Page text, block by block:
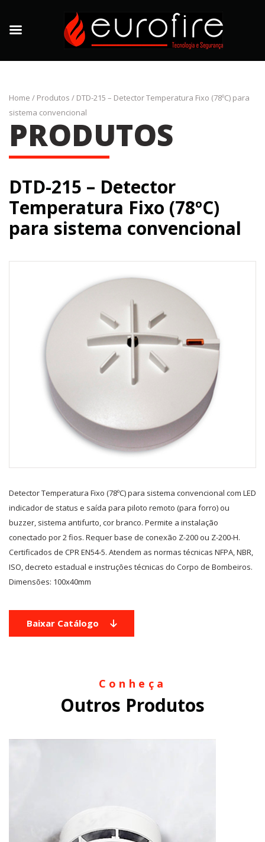
Home / Produtos / DTD-215 – Detector Temperatura Fixo (78ºC) para
sistema convencional
PRODUTOS
DTD-215 – Detector
Temperatura Fixo (78ºC)
para sistema convencional
Detector Temperatura Fixo (78ºC) para sistema convencional com LED
indicador de status e saída para piloto remoto (para forro) ou
buzzer, sistema antifurto, cor branco. Permite a instalação
conectado por 2 fios. Requer base de conexão Z-200 ou Z-200-H.
Certificados de CPR EN54-5. Atendem as normas técnicas NFPA, NBR,
ISO, decreto estadual e instruções técnicas do Corpo de Bombeiros.
Dimensões: 100x40mm
Baixar Catálogo
Conheça
Outros Produtos